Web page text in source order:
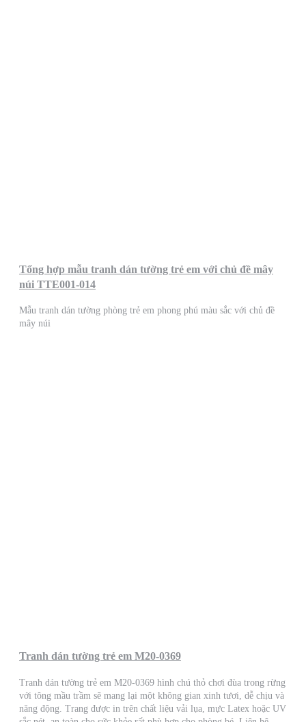
Tổng hợp mẫu tranh dán tường trẻ em với chủ đề mây
núi TTE001-014
Mẫu tranh dán tường phòng trẻ em phong phú màu sắc với chủ đề
mây núi
Tranh dán tường trẻ em M20-0369
Tranh dán tường trẻ em M20-0369 hình chú thỏ chơi đùa trong rừng
với tông mầu trầm sẽ mang lại một không gian xinh tươi, dễ chịu và
năng động. Trang được in trên chất liệu vải lụa, mực Latex hoặc UV